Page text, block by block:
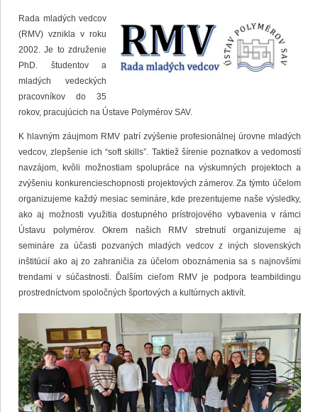
Rada mladých vedcov
(RMV) vznikla v roku
2002. Je to združenie
PhD. študentov a
mladých vedeckých
pracovníkov do 35
rokov, pracujúcich na Ústave Polymérov SAV.
K hlavným záujmom RMV patrí zvýšenie profesionálnej úrovne mladých
vedcov, zlepšenie ich “soft skills”. Taktiež šírenie poznatkov a vedomostí
navzájom, kvôli možnostiam spolupráce na výskumných projektoch a
zvýšeniu konkurencieschopnosti projektových zámerov. Za týmto účelom
organizujeme každý mesiac semináre, kde prezentujeme naše výsledky,
ako aj možnosti využitia dostupného prístrojového vybavenia v rámci
Ústavu polymérov. Okrem našich RMV stretnutí organizujeme aj
semináre za účasti pozvaných mladých vedcov z iných slovenských
inštitúcií ako aj zo zahraničia za účelom oboznámenia sa s najnovšími
trendami v súčastnosti. Ďalším cieľom RMV je podpora teambildingu
prostredníctvom spoločných športových a kultúrnych aktivít.